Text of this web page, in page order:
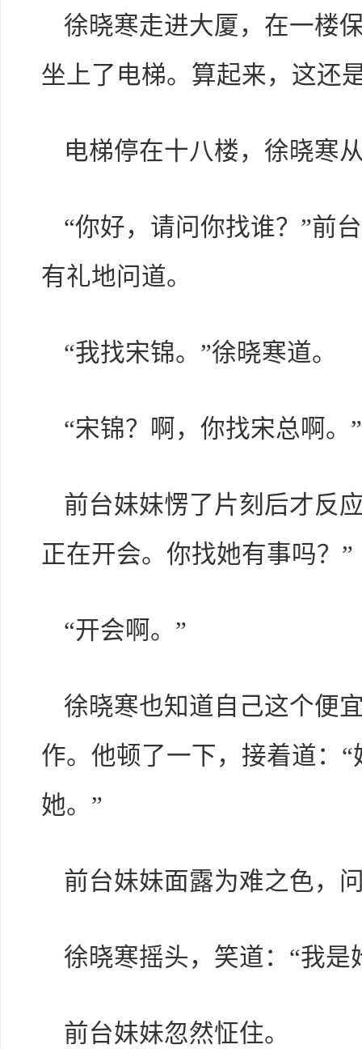
徐晓寒走进大厦，在一楼
坐上了电梯。算起来，这还
电梯停在十八楼，徐晓寒
“你好，请问你找谁？”前
有礼地问道。
“我找宋锦。”徐晓寒道。
“宋锦？啊，你找宋总啊。”
前台妹妹愣了片刻后才反
正在开会。你找她有事吗？”
“开会啊。”
徐晓寒也知道自己这个便
作。他顿了一下，接着道：
她。”
前台妹妹面露为难之色，
徐晓寒摇头，笑道：“我
前台妹妹忽然怔住。